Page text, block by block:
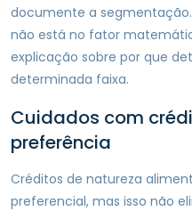
documente a
não está no fator
explicação sobre por que
determinada faixa.
Cuidados com
preferência
Créditos de natureza
preferencial, mas isso não